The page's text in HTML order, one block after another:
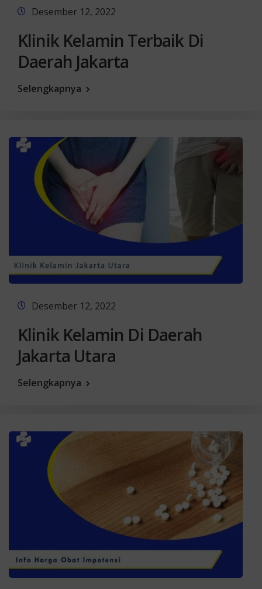
Desember 12, 2022
Klinik Kelamin Terbaik Di
Daerah Jakarta
Selengkapnya
Desember 12, 2022
Klinik Kelamin Di Daerah
Jakarta Utara
Selengkapnya